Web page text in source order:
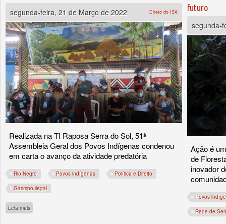
segunda-feira, 21 de Março de 2022
Direto do ISA
Realizada na TI Raposa Serra do Sol, 51ª
Assembleia Geral dos Povos Indígenas condenou
em carta o avanço da atividade predatória
Rio Negro Povos indígenas Política e Direito
Garimpo ilegal
Leia mais
futuro
segunda-
Ação é
de
inovador
Povos
Rede de